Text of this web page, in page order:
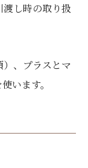
し時の取り扱
、プラスとマ
います。